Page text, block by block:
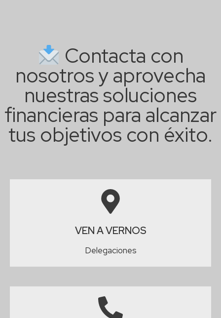
Contacta con
nosotros y aprovecha
nuestras soluciones
financieras para alcanzar
tus objetivos con éxito.
VEN A VERNOS
Delegaciones